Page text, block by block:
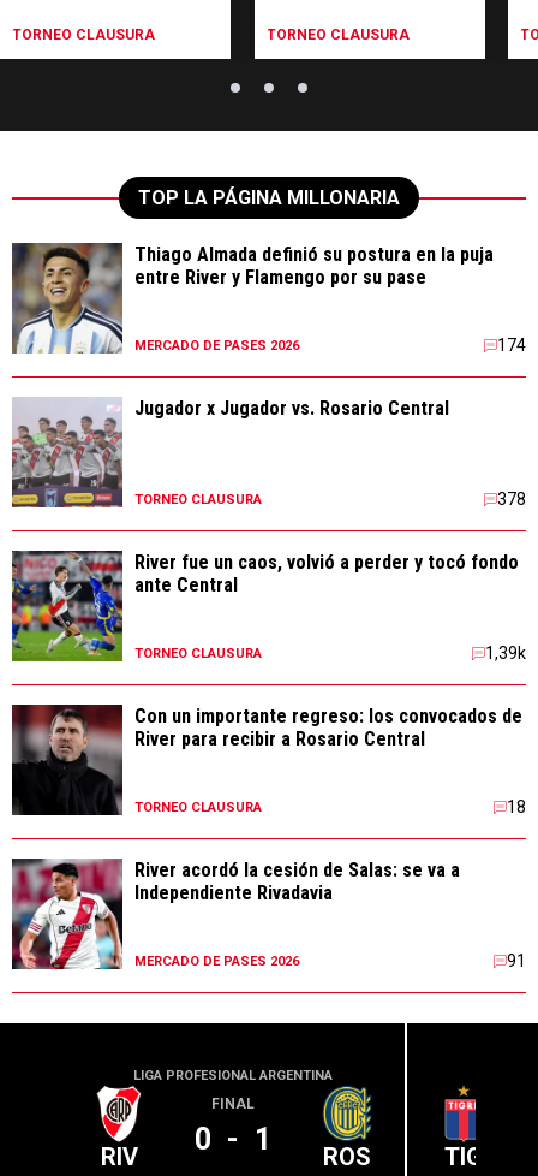
TORNEO CLAUSURA TORNEO CLAUSURA
TOP LA PÁGINA MILLONARIA
Thiago Almada definió su postura en la puja
entre River y Flamengo por su pase
MERCADO DE PASES 2026 174
Jugador x Jugador vs. Rosario Central
TORNEO CLAUSURA 378
River fue un caos, volvió a perder y tocó fondo
ante Central
TORNEO CLAUSURA 1,39k
Con un importante regreso: los convocados de
River para recibir a Rosario Central
TORNEO CLAUSURA 18
River acordó la cesión de Salas: se va a
Independiente Rivadavia
MERCADO DE PASES 2026 91
LIGA PROFESIONAL ARGENTINA
RIV
FINAL
0 - 1 ROS TIG